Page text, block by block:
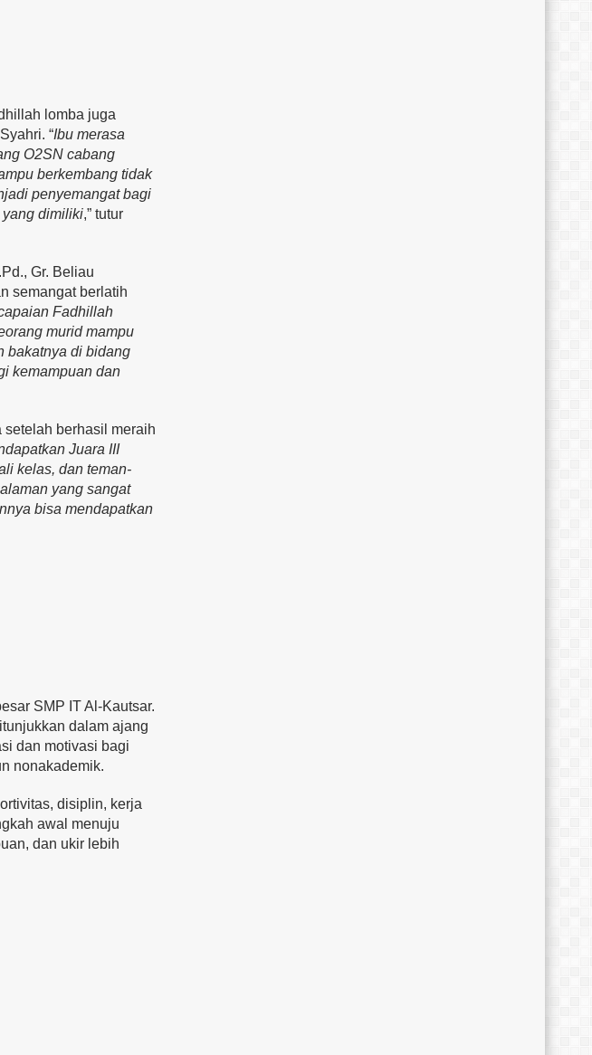
lomba juga
“Ibu merasa
O2SN cabang
berkembang tidak
penyemangat bagi
yang dimiliki,” tutur
Gr. Beliau
semangat berlatih
Fadhillah
murid mampu
bakatnya di bidang
kemampuan dan
berhasil meraih
Juara III
kelas, dan teman-
yang sangat
bisa mendapatkan
SMP IT Al-Kautsar.
dalam ajang
dan motivasi bagi
nonakademik.
disiplin, kerja
awal menuju
dan ukir lebih